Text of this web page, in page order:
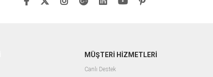
MÜŞTERİ HİZMETLERİ
Canlı Destek